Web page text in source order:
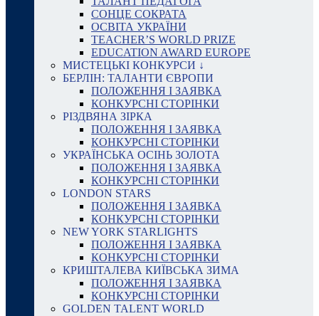
СОНЦЕ СОКРАТА
ОСВІТА УКРАЇНИ
TEACHER’S WORLD PRIZE
EDUCATION AWARD EUROPE
МИСТЕЦЬКІ КОНКУРСИ ↓
БЕРЛІН: ТАЛАНТИ ЄВРОПИ
ПОЛОЖЕННЯ І ЗАЯВКА
КОНКУРСНІ СТОРІНКИ
РІЗДВЯНА ЗІРКА
ПОЛОЖЕННЯ І ЗАЯВКА
КОНКУРСНІ СТОРІНКИ
УКРАЇНСЬКА ОСІНЬ ЗОЛОТА
ПОЛОЖЕННЯ І ЗАЯВКА
КОНКУРСНІ СТОРІНКИ
LONDON STARS
ПОЛОЖЕННЯ І ЗАЯВКА
КОНКУРСНІ СТОРІНКИ
NEW YORK STARLIGHTS
ПОЛОЖЕННЯ І ЗАЯВКА
КОНКУРСНІ СТОРІНКИ
КРИШТАЛЕВА КИЇВСЬКА ЗИМА
ПОЛОЖЕННЯ І ЗАЯВКА
КОНКУРСНІ СТОРІНКИ
GOLDEN TALENT WORLD